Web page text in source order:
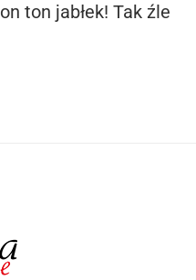
ton jabłek! Tak źle